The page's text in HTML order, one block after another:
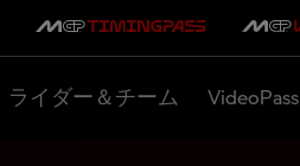
ライダー＆チーム VideoPass